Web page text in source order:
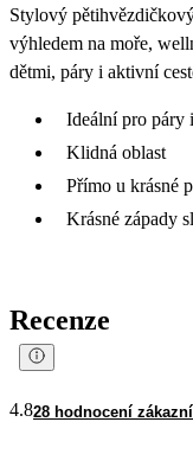
Stylový
výhledem na moře,
dětmi, páry i aktivní
Ideální pro páry
Klidná oblast
Přímo u krásné
Krásné západy
Recenze
4.828 hodnocení